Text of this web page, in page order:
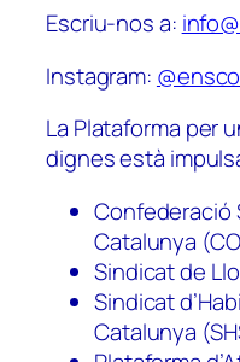
Escriu-nos a:
Instagram:
La Plataforma per
dignes està
Confederació
Catalunya
Sindicat de
Sindicat
Catalunya